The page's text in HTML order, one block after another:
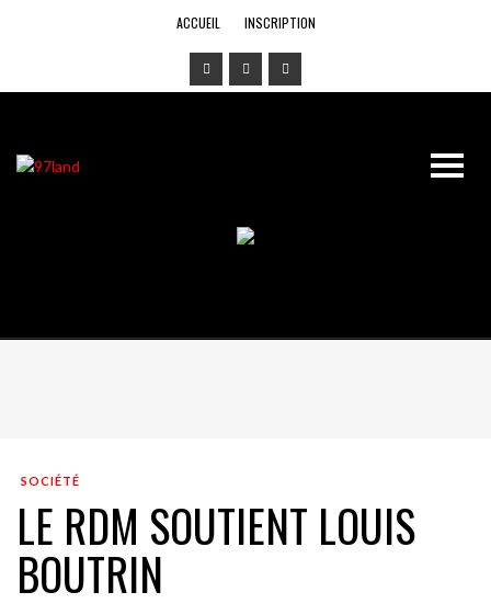
ACCUEIL INSCRIPTION
SOCIÉTÉ
LE RDM SOUTIENT LOUIS
BOUTRIN